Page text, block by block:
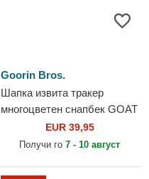
Goorin Bros.
Шапка извита тракер
многоцветен снапбек GOAT
Tri Tone The Farm от Goorin
Bros.
EUR 39,95
Получи го 7 - 10 август